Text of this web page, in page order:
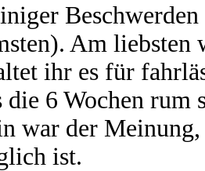
Am liebsten
ihr es für
die 6 Wochen rum
war der Meinung,
ist.